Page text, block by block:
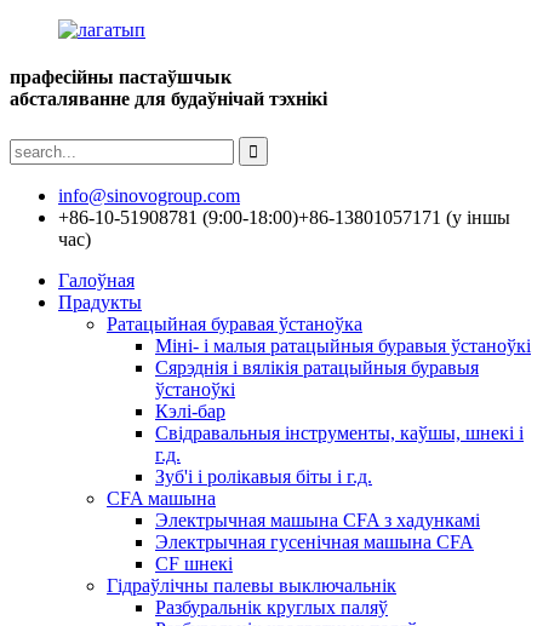
прафесійны пастаўшчык
абсталяванне для будаўнічай тэхнікі
info@sinovogroup.com
+86-10-51908781 (9:00-18:00)+86-13801057171 (у іншы
час)
Галоўная
Прадукты
Ратацыйная буравая ўстаноўка
Міні- і малыя ратацыйныя буравыя ўстаноўкі
Сярэднія і вялікія ратацыйныя буравыя
ўстаноўкі
Кэлі-бар
Свідравальныя інструменты, каўшы, шнекі і
г.д.
Зуб'і і ролікавыя біты і г.д.
CFA машына
Электрычная машына CFA з хадункамі
Электрычная гусенічная машына CFA
CF шнекі
Гідраўлічны палевы выключальнік
Разбуральнік круглых паляў